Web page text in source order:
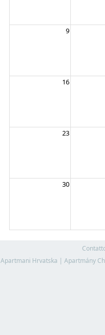
9
16
23
30
Apartmani Hrvatska | Apartmány